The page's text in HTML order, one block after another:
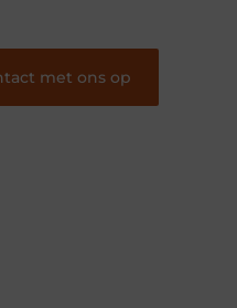
met ons op